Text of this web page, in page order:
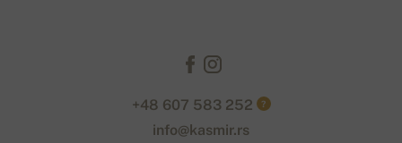
+48 607 583 252 ?
info@kasmir.rs